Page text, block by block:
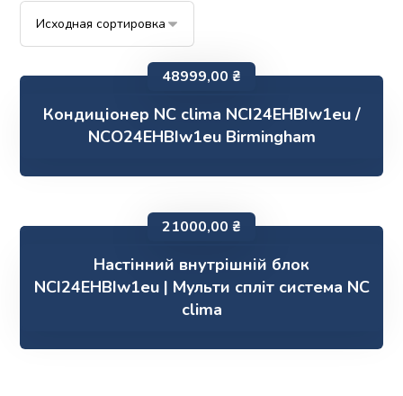
Кондиціонер NC clima NCI24EHBIw1eu /
NCO24EHBIw1eu Birmingham
48999,00 ₴
Настінний внутрішній блок
NCI24EHBIw1eu | Мульти спліт система NC
clima
21000,00 ₴